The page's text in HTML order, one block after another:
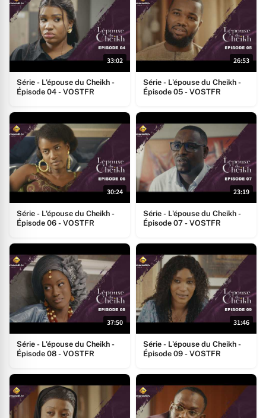
33:02
Série - L'épouse du Cheikh -
Épisode 04 - VOSTFR
26:53
Série - L'épouse du Cheikh -
Épisode 05 - VOSTFR
30:24
Série - L'épouse du Cheikh -
Épisode 06 - VOSTFR
23:19
Série - L'épouse du Cheikh -
Épisode 07 - VOSTFR
37:50
Série - L'épouse du Cheikh -
Épisode 08 - VOSTFR
31:46
Série - L'épouse du Cheikh -
Épisode 09 - VOSTFR